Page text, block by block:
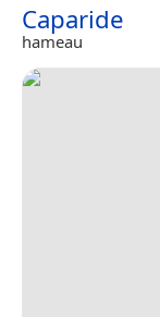
Caparide
hameau